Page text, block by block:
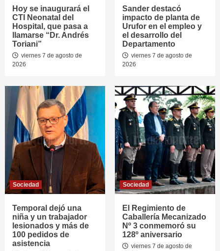
Hoy se inaugurará el
CTI Neonatal del
Hospital, que pasa a
llamarse “Dr. Andrés
Toriani”
viernes 7 de agosto de
2026
Sander destacó
impacto de planta de
Urufor en el empleo y
el desarrollo del
Departamento
viernes 7 de agosto de
2026
Sociedad
Temporal dejó una
niña y un trabajador
lesionados y más de
100 pedidos de
asistencia
Sociedad
El Regimiento de
Caballería Mecanizado
Nº 3 conmemoró su
128º aniversario
viernes 7 de agosto de